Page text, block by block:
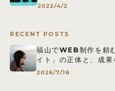
2022/4/2
RECENT POSTS
福山でWEB制作を頼
イト」の正体と、成
2026/7/16